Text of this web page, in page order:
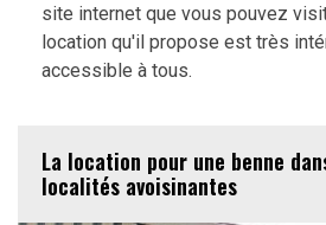
site internet que vous pouvez
location qu'il propose est très
accessible à tous.
La location pour une benne
localités avoisinantes